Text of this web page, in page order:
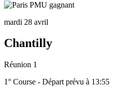
mardi 28 avril
Chantilly
Réunion 1
1° Course - Départ prévu à 13:55